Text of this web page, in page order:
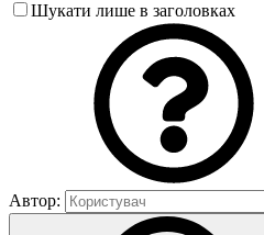
Шукати лише в заголовках
Автор: